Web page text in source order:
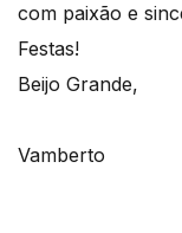
com paixão e
Festas!
Beijo Grande,
Vamberto